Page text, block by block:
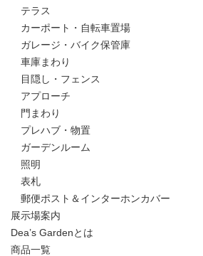
テラス
カーポート・自転車置場
ガレージ・バイク保管庫
車庫まわり
目隠し・フェンス
アプローチ
門まわり
プレハブ・物置
ガーデンルーム
照明
表札
郵便ポスト＆インターホンカバー
展示場案内
Dea’s Gardenとは
商品一覧